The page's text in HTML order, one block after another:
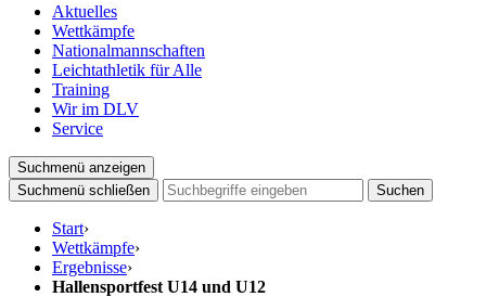
Aktuelles
Wettkämpfe
Nationalmannschaften
Leichtathletik für Alle
Training
Wir im DLV
Service
Suchmenü anzeigen
Suchmenü schließen
Suchen
Start›
Wettkämpfe›
Ergebnisse›
Hallensportfest U14 und U12